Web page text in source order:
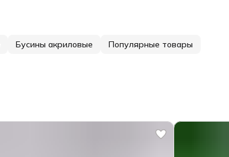
Бусины акриловые Популярные товары